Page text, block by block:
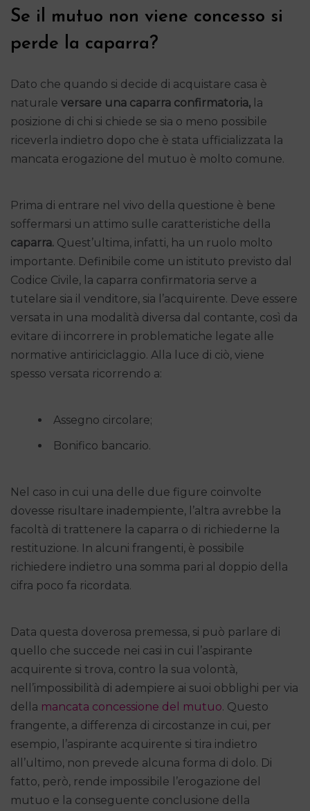
Se il mutuo non viene concesso si
perde la caparra?
Dato che quando si decide di acquistare casa è
naturale versare una caparra confirmatoria, la
posizione di chi si chiede se sia o meno possibile
riceverla indietro dopo che è stata ufficializzata la
mancata erogazione del mutuo è molto comune.
Prima di entrare nel vivo della questione è bene
soffermarsi un attimo sulle caratteristiche della
caparra. Quest’ultima, infatti, ha un ruolo molto
importante. Definibile come un istituto previsto dal
Codice Civile, la caparra confirmatoria serve a
tutelare sia il venditore, sia l’acquirente. Deve essere
versata in una modalità diversa dal contante, così da
evitare di incorrere in problematiche legate alle
normative antiriciclaggio. Alla luce di ciò, viene
spesso versata ricorrendo a:
Assegno circolare;
Bonifico bancario.
Nel caso in cui una delle due figure coinvolte
dovesse risultare inadempiente, l’altra avrebbe la
facoltà di trattenere la caparra o di richiederne la
restituzione. In alcuni frangenti, è possibile
richiedere indietro una somma pari al doppio della
cifra poco fa ricordata.
Data questa doverosa premessa, si può parlare di
quello che succede nei casi in cui l’aspirante
acquirente si trova, contro la sua volontà,
nell’impossibilità di adempiere ai suoi obblighi per via
della mancata concessione del mutuo. Questo
frangente, a differenza di circostanze in cui, per
esempio, l’aspirante acquirente si tira indietro
all’ultimo, non prevede alcuna forma di dolo. Di
fatto, però, rende impossibile l’erogazione del
mutuo e la conseguente conclusione della